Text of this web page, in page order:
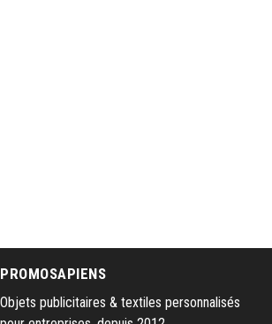
PROMOSAPIENS
Objets publicitaires & textiles personnalisés